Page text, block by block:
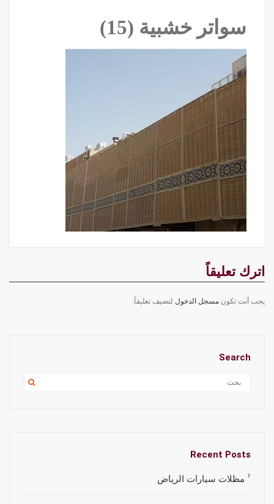
سواتر خشبية (15)
اترك تعليقاً
يجب أنت تكون مسجل الدخول لتضيف تعليقاً.
Search
Recent Posts
مظلات سيارات الرياض